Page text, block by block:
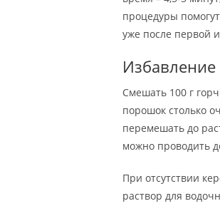
процедуры
уже после первой
Смешать 100 г
порошок столько
перемешать до
можно проводить
При отсутствии
раствор для